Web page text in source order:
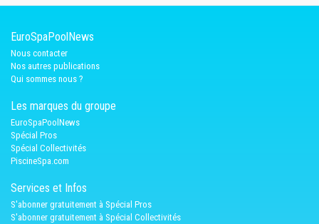
EuroSpaPoolNews
Nous contacter
Nos autres publications
Qui sommes nous ?
Les marques du groupe
EuroSpaPoolNews
Spécial Pros
Spécial Collectivités
PiscineSpa.com
Services et Infos
S'abonner gratuitement à Spécial Pros
S'abonner gratuitement à Spécial Collectivités